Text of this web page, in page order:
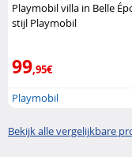
Playmobil villa in Belle
stijl Playmobil
99,95€
Playmobil
Bekijk alle vergelijkbare